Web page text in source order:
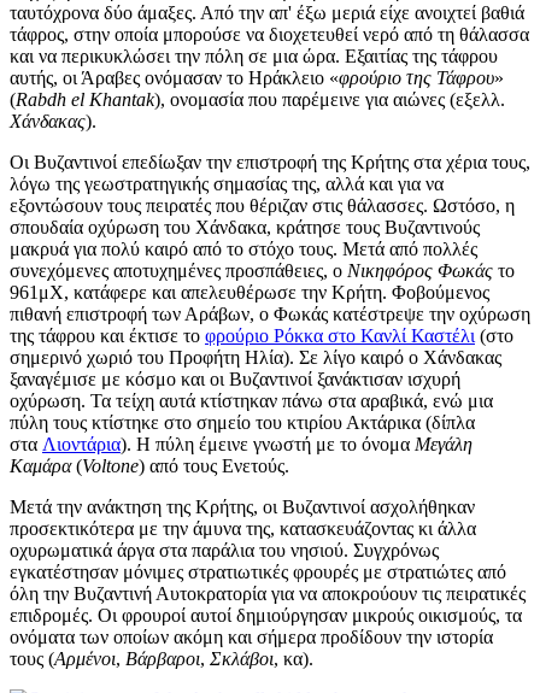
ταυτόχρονα δύο άμαξες. Από την απ' έξω μεριά είχε ανοιχτεί βαθιά
τάφρος, στην οποία μπορούσε να διοχετευθεί νερό από τη θάλασσα
και να περικυκλώσει την πόλη σε μια ώρα. Εξαιτίας της τάφρου
αυτής, οι Άραβες ονόμασαν το Ηράκλειο «φρούριο της Τάφρου»
(Rabdh el Khantak), ονομασία που παρέμεινε για αιώνες (εξελλ.
Χάνδακας).
Οι Βυζαντινοί επεδίωξαν την επιστροφή της Κρήτης στα χέρια τους,
λόγω της γεωστρατηγικής σημασίας της, αλλά και για να
εξοντώσουν τους πειρατές που θέριζαν στις θάλασσες. Ωστόσο, η
σπουδαία οχύρωση του Χάνδακα, κράτησε τους Βυζαντινούς
μακρυά για πολύ καιρό από το στόχο τους. Μετά από πολλές
συνεχόμενες αποτυχημένες προσπάθειες, ο Νικηφόρος Φωκάς το
961μΧ, κατάφερε και απελευθέρωσε την Κρήτη. Φοβούμενος
πιθανή επιστροφή των Αράβων, ο Φωκάς κατέστρεψε την οχύρωση
της τάφρου και έκτισε το φρούριο Ρόκκα στο Κανλί Καστέλι (στο
σημερινό χωριό του Προφήτη Ηλία). Σε λίγο καιρό ο Χάνδακας
ξαναγέμισε με κόσμο και οι Βυζαντινοί ξανάκτισαν ισχυρή
οχύρωση. Τα τείχη αυτά κτίστηκαν πάνω στα αραβικά, ενώ μια
πύλη τους κτίστηκε στο σημείο του κτιρίου Ακτάρικα (δίπλα
στα Λιοντάρια). Η πύλη έμεινε γνωστή με το όνομα Μεγάλη
Καμάρα(Voltone) από τους Ενετούς.
Μετά την ανάκτηση της Κρήτης, οι Βυζαντινοί ασχολήθηκαν
προσεκτικότερα με την άμυνα της, κατασκευάζοντας κι άλλα
οχυρωματικά άργα στα παράλια του νησιού. Συγχρόνως
εγκατέστησαν μόνιμες στρατιωτικές φρουρές με στρατιώτες από
όλη την Βυζαντινή Αυτοκρατορία για να αποκρούουν τις πειρατικές
επιδρομές. Οι φρουροί αυτοί δημιούργησαν μικρούς οικισμούς, τα
ονόματα των οποίων ακόμη και σήμερα προδίδουν την ιστορία
τους (Αρμένοι, Βάρβαροι, Σκλάβοι, κα).